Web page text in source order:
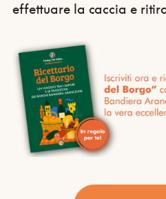
effettuare la caccia e